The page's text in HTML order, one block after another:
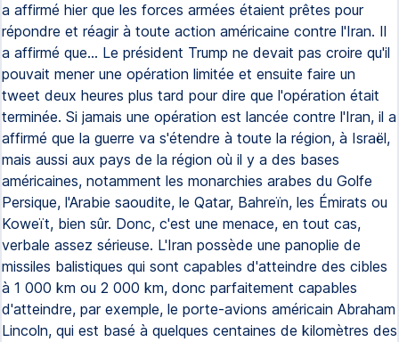
a affirmé hier que les forces armées étaient prêtes pour
répondre et réagir à toute action américaine contre l'Iran. Il
a affirmé que... Le président Trump ne devait pas croire qu'il
pouvait mener une opération limitée et ensuite faire un
tweet deux heures plus tard pour dire que l'opération était
terminée. Si jamais une opération est lancée contre l'Iran, il a
affirmé que la guerre va s'étendre à toute la région, à Israël,
mais aussi aux pays de la région où il y a des bases
américaines, notamment les monarchies arabes du Golfe
Persique, l'Arabie saoudite, le Qatar, Bahreïn, les Émirats ou
Koweït, bien sûr. Donc, c'est une menace, en tout cas,
verbale assez sérieuse. L'Iran possède une panoplie de
missiles balistiques qui sont capables d'atteindre des cibles
à 1 000 km ou 2 000 km, donc parfaitement capables
d'atteindre, par exemple, le porte-avions américain Abraham
Lincoln, qui est basé à quelques centaines de kilomètres des